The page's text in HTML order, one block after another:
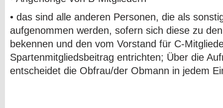
• das sind alle anderen Personen, die als
aufgenommen werden, sofern sich diese zu
bekennen und den vom Vorstand für C-
Spartenmitgliedsbeitrag entrichten; Über die
entscheidet die Obfrau/der Obmann in jedem